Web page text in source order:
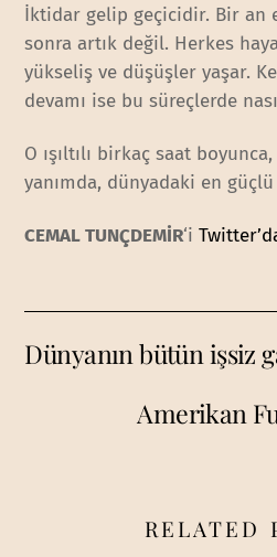
İktidar gelip geçicidir. Bir an
sonra artık değil. Herkes
yükseliş ve düşüşler yaşar.
devamı ise bu süreçlerde
O ışıltılı birkaç saat
yanımda, dünyadaki en güçlü
CEMAL TUNÇDEMİR‘i
Dünyanın bütün işsiz
Amerikan
RELATED